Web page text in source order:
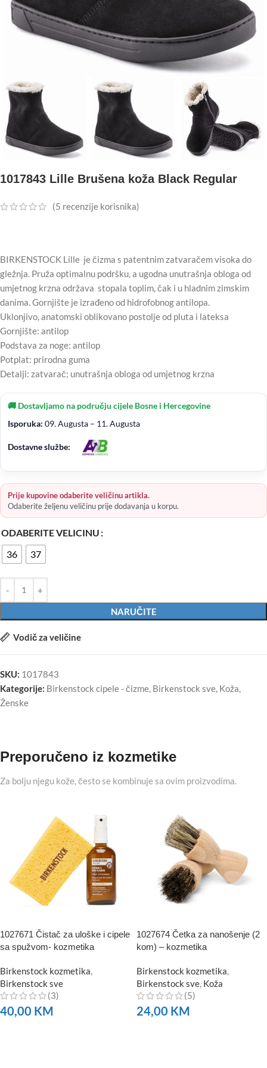
1017843 Lille Brušena koža Black Regular
(5 recenzije korisnika)
BIRKENSTOCK Lille je čizma s patentnim zatvaračem visoka do
gležnja. Pruža optimalnu podršku, a ugodna unutrašnja obloga od
umjetnog krzna održava stopala toplim, čak i u hladnim zimskim
danima. Gornjište je izrađeno od hidrofobnog antilopa.
Uklonjivo, anatomski oblikovano postolje od pluta i lateksa
Gornjište: antilop
Podstava za noge: antilop
Potplat: prirodna guma
Detalji: zatvarač; unutrašnja obloga od umjetnog krzna
🚚 Dostavljamo na području cijele Bosne i Hercegovine
Isporuka: 09. Augusta – 11. Augusta
Dostavne službe:
Prije kupovine odaberite veličinu artikla.
Odaberite željenu veličinu prije dodavanja u korpu.
ODABERITE VELICINU
36
37
NARUČITE
Vodič za veličine
SKU: 1017843
Kategorije: Birkenstock cipele - čizme Birkenstock sve Koža
Ženske
Preporučeno iz kozmetike
Za bolju njegu kože, često se kombinuje sa ovim proizvodima.
1027671 Čistač za uloške i cipele
sa spužvom- kozmetika
Birkenstock kozmetika
Birkenstock sve
(3)
40,00 KM
1027674 Četka za nanošenje (2
kom) – kozmetika
Birkenstock kozmetika
Birkenstock sve Koža
(5)
24,00 KM